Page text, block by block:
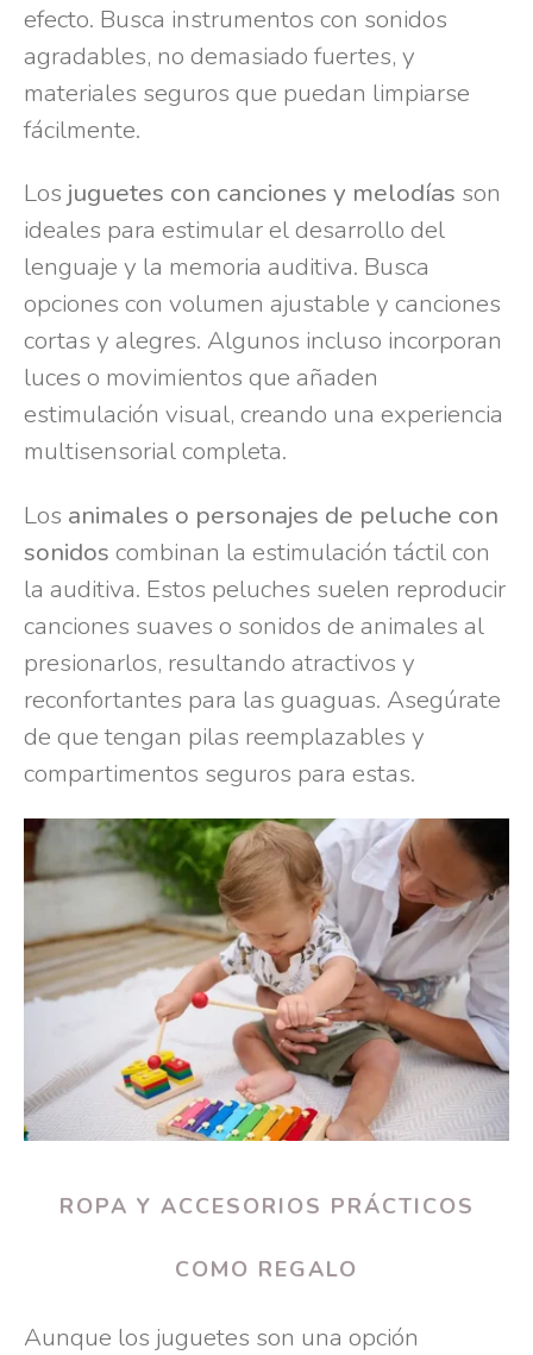
efecto. Busca instrumentos con sonidos
agradables, no demasiado fuertes, y
materiales seguros que puedan limpiarse
fácilmente.
Los juguetes con canciones y melodías son
ideales para estimular el desarrollo del
lenguaje y la memoria auditiva. Busca
opciones con volumen ajustable y canciones
cortas y alegres. Algunos incluso incorporan
luces o movimientos que añaden
estimulación visual, creando una experiencia
multisensorial completa.
Los animales o personajes de peluche con
sonidos combinan la estimulación táctil con
la auditiva. Estos peluches suelen reproducir
canciones suaves o sonidos de animales al
presionarlos, resultando atractivos y
reconfortantes para las guaguas. Asegúrate
de que tengan pilas reemplazables y
compartimentos seguros para estas.
ROPA Y ACCESORIOS PRÁCTICOS
COMO REGALO
Aunque los juguetes son una opción